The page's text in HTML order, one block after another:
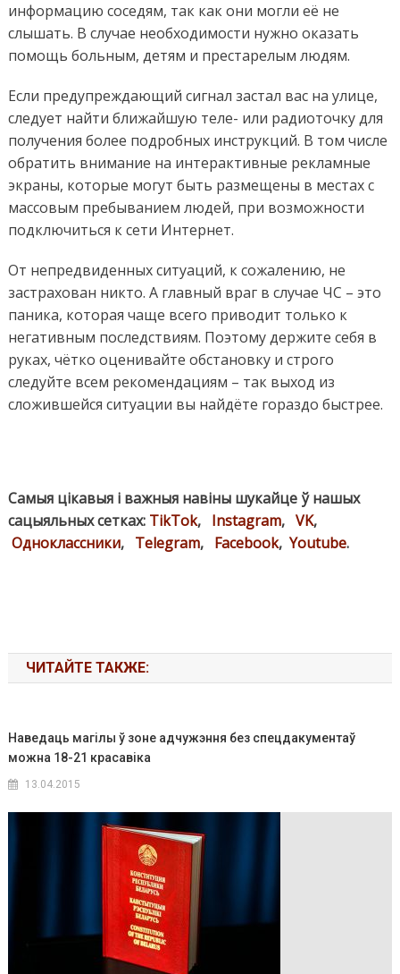
информацию соседям, так как они могли её не
слышать. В случае необходимости нужно оказать
помощь больным, детям и престарелым людям.
Если предупреждающий сигнал застал вас на улице,
следует найти ближайшую теле- или радиоточку для
получения более подробных инструкций. В том числе
обратить внимание на интерактивные рекламные
экраны, которые могут быть размещены в местах с
массовым пребыванием людей, при возможности
подключиться к сети Интернет.
От непредвиденных ситуаций, к сожалению, не
застрахован никто. А главный враг в случае ЧС – это
паника, которая чаще всего приводит только к
негативным последствиям. Поэтому держите себя в
руках, чётко оценивайте обстановку и строго
следуйте всем рекомендациям – так выход из
сложившейся ситуации вы найдёте гораздо быстрее.
Самыя цікавыя і важныя навіны шукайце ў нашых
сацыяльных сетках: TikTok, Instagram, VK,
Одноклассники, Telegram, Facebook, Youtube.
ЧИТАЙТЕ ТАКЖЕ:
Наведаць магілы ў зоне адчужэння без спецдакументаў
можна 18-21 красавіка
13.04.2015